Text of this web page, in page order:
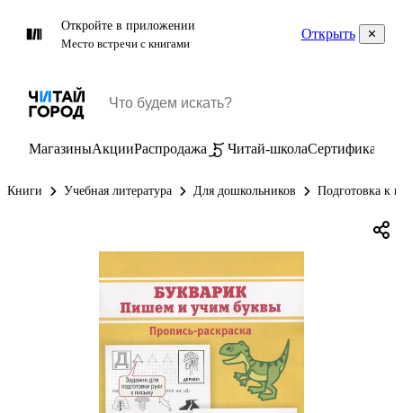
Откройте в приложении
Место встречи с книгами
Открыть
МагазиныАкцииРаспродажа Читай-школаСертификаты
Книги Учебная литература Для дошкольников Подготовка к